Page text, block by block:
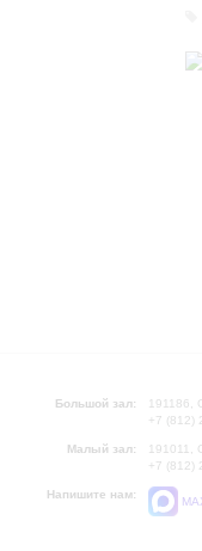
Большой зал:
191186,
+7 (812)
Малый зал:
191011,
+7 (812)
Напишите нам: